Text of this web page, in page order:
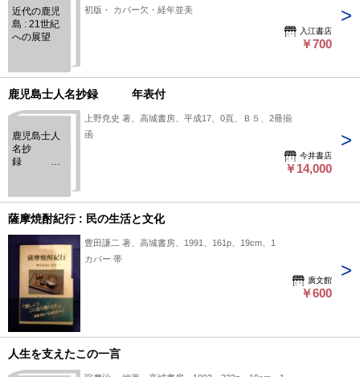
近代の鹿児
島 : 21世紀
への展望
初版・ カバー欠・経年並美
入江書店
￥700
鹿児島士人名抄録 年表付
鹿児島士人
名抄
録 年
上野尭史 著、高城書房、平成17、0頁、Ｂ５、2冊揃
函
今井書店
￥14,000
薩摩焼酎紀行 : 民の生活と文化
豊田謙二 著、高城書房、1991、161p、19cm、1
カバー 帯
廣文館
￥600
人生を支えたこの一言